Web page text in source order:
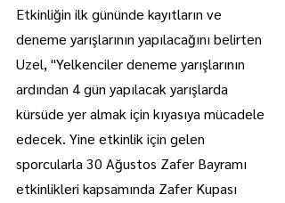
Etkinliğin ilk gününde kayıtların ve
deneme yarışlarının yapılacağını belirten
Uzel, "Yelkenciler deneme yarışlarının
ardından 4 gün yapılacak yarışlarda
kürsüde yer almak için kıyasıya mücadele
edecek. Yine etkinlik için gelen
sporcularla 30 Ağustos Zafer Bayramı
etkinlikleri kapsamında Zafer Kupası